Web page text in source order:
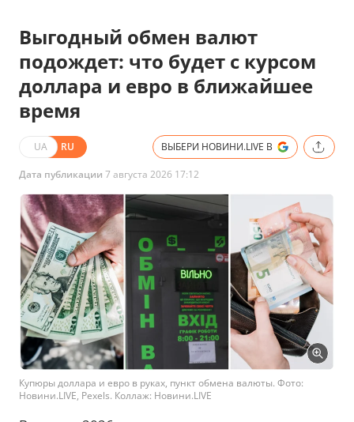
Выгодный обмен валют
подождет: что будет с курсом
доллара и евро в ближайшее
время
UA RU ВЫБЕРИ НОВИНИ.LIVE В
Дата публикации 7 августа 2026 17:12
Купюры доллара и евро в руках, пункт обмена валюты. Фото:
Новини.LIVE, Pexels. Коллаж: Новини.LIVE